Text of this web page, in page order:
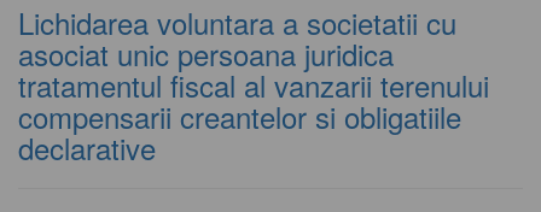
Lichidarea voluntara a societatii cu
asociat unic persoana juridica
tratamentul fiscal al vanzarii terenului
compensarii creantelor si obligatiile
declarative